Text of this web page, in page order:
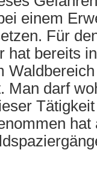
einem
Für
hat bereits
Man darf
hat